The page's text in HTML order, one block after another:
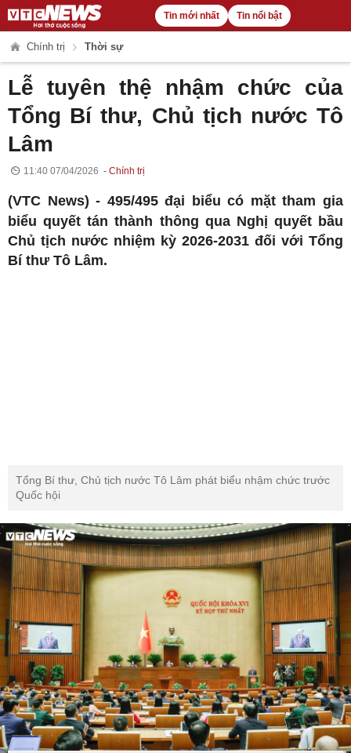
Tin mới nhất Tin nổi bật
Chính trị Thời sự
Lễ tuyên thệ nhậm chức của
Tổng Bí thư, Chủ tịch nước Tô
Lâm
11:40 07/04/2026 Chính trị
(VTC News) - 495/495 đại biểu có mặt tham gia
biểu quyết tán thành thông qua Nghị quyết bầu
Chủ tịch nước nhiệm kỳ 2026-2031 đối với Tổng
Bí thư Tô Lâm.
Tổng Bí thư, Chủ tịch nước Tô Lâm phát biểu nhậm chức trước
Quốc hội